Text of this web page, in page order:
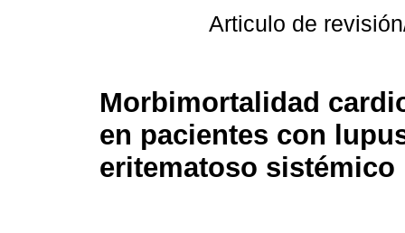
Articulo de
Morbimortalidad
en pacientes con
eritematoso sistémico